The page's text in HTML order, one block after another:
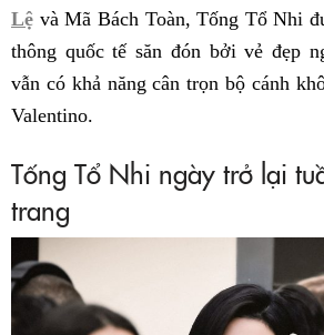
Lệ và Mã Bách Toàn, Tống Tổ Nhi
thông quốc tế săn đón bởi vẻ đẹp
vẫn có khả năng cân trọn bộ cánh
Valentino.
Tống Tổ Nhi ngày trở lại
trang